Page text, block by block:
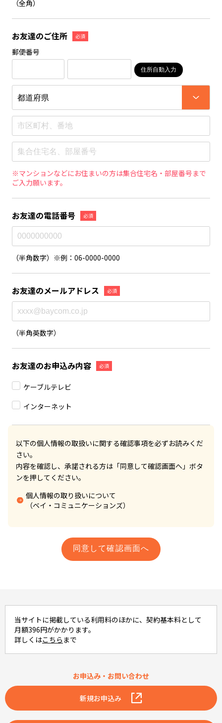
（全角）
お友達のご住所 必須
郵便番号
住所自動入力
※マンションなどにお住まいの方は集合住宅名・部屋番号まで
ご入力願います。
お友達の電話番号 必須
（半角数字）※例：06-0000-0000
お友達のメールアドレス 必須
（半角英数字）
お友達のお申込み内容 必須
ケーブルテレビ
インターネット
以下の個人情報の取扱いに関する確認事項を必ずお読みくだ
さい。
内容を確認し、承諾される方は「同意して確認画面へ」ボタ
ンを押してください。
個人情報の取り扱いについて
（ベイ・コミュニケーションズ）
当サイトに掲載している利用料のほかに、契約基本料として
月額396円がかかります。
詳しくはこちら まで
お申込み・お問い合わせ
新規お申込み